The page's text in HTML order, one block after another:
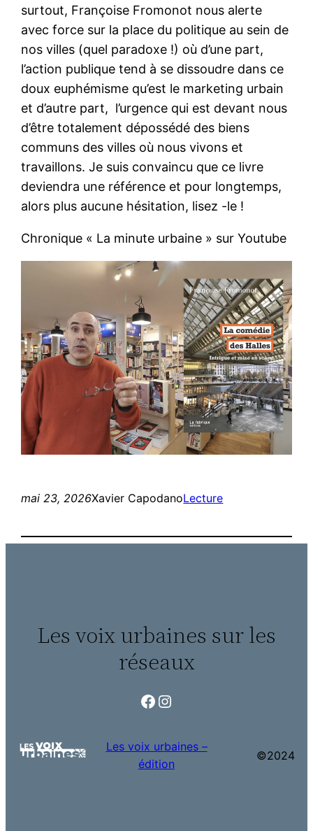
surtout, Françoise Fromonot nous alerte
avec force sur la place du politique au sein de
nos villes (quel paradoxe !) où d’une part,
l’action publique tend à se dissoudre dans ce
doux euphémisme qu’est le marketing urbain
et d’autre part, l’urgence qui est devant nous
d’être totalement dépossédé des biens
communs des villes où nous vivons et
travaillons. Je suis convaincu que ce livre
deviendra une référence et pour longtemps,
alors plus aucune hésitation, lisez -le !
Chronique « La minute urbaine » sur Youtube
mai 23, 2026Xavier CapodanoLecture
Les voix urbaines sur les
réseaux
Facebook Instagram
Les voix urbaines –
édition
©2024